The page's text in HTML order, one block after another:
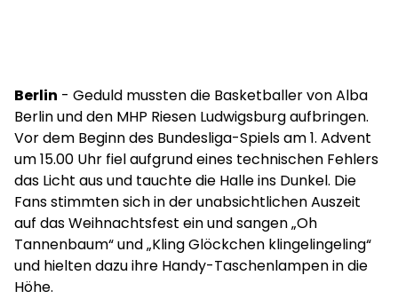
Berlin - Geduld mussten die Basketballer von Alba
Berlin und den MHP Riesen Ludwigsburg aufbringen.
Vor dem Beginn des Bundesliga-Spiels am 1. Advent
um 15.00 Uhr fiel aufgrund eines technischen Fehlers
das Licht aus und tauchte die Halle ins Dunkel. Die
Fans stimmten sich in der unabsichtlichen Auszeit
auf das Weihnachtsfest ein und sangen „Oh
Tannenbaum“ und „Kling Glöckchen klingelingeling“
und hielten dazu ihre Handy-Taschenlampen in die
Höhe.